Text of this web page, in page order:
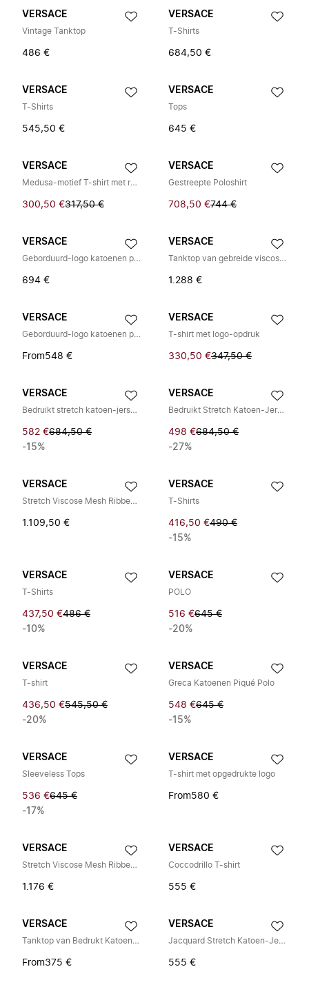
VERSACE
Vintage Tanktop
486 €
VERSACE
T-Shirts
684,50 €
VERSACE
T-Shirts
545,50 €
VERSACE
Tops
645 €
VERSACE
Medusa-motief T-shirt met ronde hals
300,50 €317,50 €
VERSACE
Gestreepte Poloshirt
708,50 €744 €
VERSACE
Geborduurd-logo katoenen piqué polo
694 €
VERSACE
Tanktop van gebreide viscosemix met kanten rand
1.288 €
VERSACE
Geborduurd-logo katoenen piqué polo
From548 €
VERSACE
T-shirt met logo-opdruk
330,50 €347,50 €
VERSACE
Bedruikt stretch katoen-jersey T-shirt
582 €684,50 €
-15%
VERSACE
Bedruikt Stretch Katoen-Jersey T-shirt
498 €684,50 €
-27%
VERSACE
Stretch Viscose Mesh Ribbed Knit Top
1.109,50 €
VERSACE
T-Shirts
416,50 €490 €
-15%
VERSACE
T-Shirts
437,50 €486 €
-10%
VERSACE
POLO
516 €645 €
-20%
VERSACE
T-shirt
436,50 €545,50 €
-20%
VERSACE
Greca Katoenen Piqué Polo
548 €645 €
-15%
VERSACE
Sleeveless Tops
536 €645 €
-17%
VERSACE
T-shirt met opgedrukte logo
From580 €
VERSACE
Stretch Viscose Mesh Ribbed Knit Top
1.176 €
VERSACE
Coccodrillo T-shirt
555 €
VERSACE
Tanktop van Bedrukt Katoen-Jersey
From375 €
VERSACE
Jacquard Stretch Katoen-Jersey T-shirt
555 €